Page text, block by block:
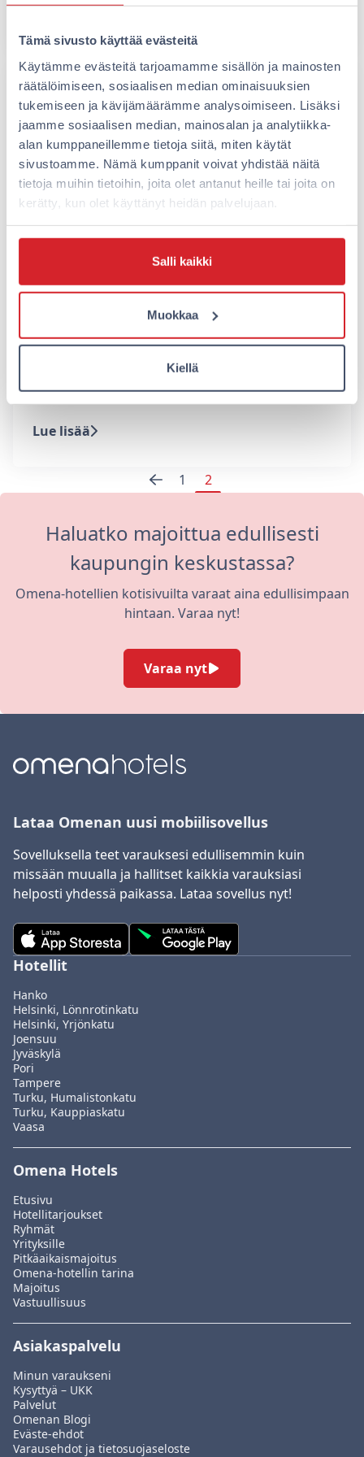
Tämä sivusto käyttää evästeitä
Käytämme evästeitä tarjoamamme sisällön ja mainosten
räätälöimiseen, sosiaalisen median ominaisuuksien
tukemiseen ja kävijämäärämme analysoimiseen. Lisäksi
jaamme sosiaalisen median, mainosalan ja analytiikka-
alan kumppaneillemme tietoja siitä, miten käytät
sivustoamme. Nämä kumppanit voivat yhdistää näitä
tietoja muihin tietoihin, joita olet antanut heille tai joita on
kerätty, kun olet käyttänyt heidän palvelujaan.
Salli kaikki
Muokkaa
Kiellä
Kaupungin herkuinta ruokaa
Mikä ravintola on juuri nyt pinnalla? Kaupungin
uusin, kehutuin, missä on parhaat bileet?
Lue lisää
Posts
sivu
1 2
Haluatko majoittua edullisesti
kaupungin keskustassa?
Omena-hotellien kotisivuilta varaat aina edullisimpaan
hintaan. Varaa nyt!
Varaa nyt
Lataa Omenan uusi mobiilisovellus
Sovelluksella teet varauksesi edullisemmin kuin
missään muualla ja hallitset kaikkia varauksiasi
helposti yhdessä paikassa. Lataa sovellus nyt!
Hotellit
Hanko
Helsinki, Lönnrotinkatu
Helsinki, Yrjönkatu
Joensuu
Jyväskylä
Pori
Tampere
Turku, Humalistonkatu
Turku, Kauppiaskatu
Vaasa
Omena Hotels
Etusivu
Hotellitarjoukset
Ryhmät
Yrityksille
Pitkäaikaismajoitus
Omena-hotellin tarina
Majoitus
Vastuullisuus
Asiakaspalvelu
Minun varaukseni
Kysyttyä – UKK
Palvelut
Omenan Blogi
Eväste-ehdot
Varausehdot ja tietosuojaseloste